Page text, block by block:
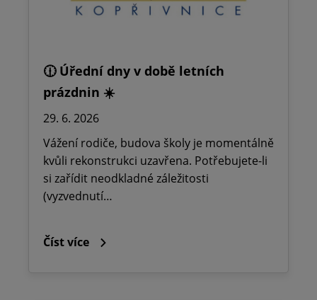
🕧 Úřední dny v době letních
prázdnin ☀️
29. 6. 2026
Vážení rodiče, budova školy je momentálně
kvůli rekonstrukci uzavřena. Potřebujete-li
si zařídit neodkladné záležitosti
(vyzvednutí…
Číst více